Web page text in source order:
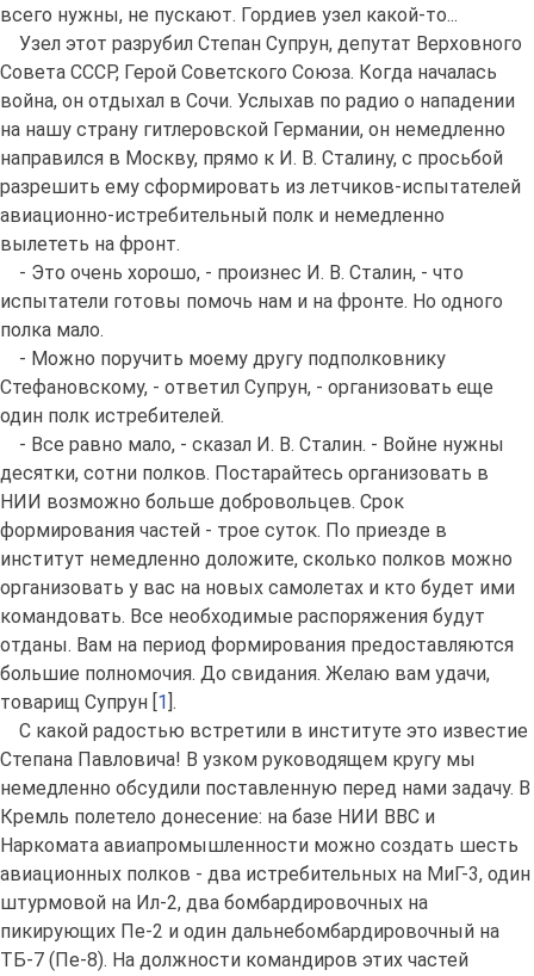
всего нужны, не пускают. Гордиев узел какой-то...
Узел этот разрубил Степан Супрун, депутат Верховного
Совета СССР, Герой Советского Союза. Когда началась
война, он отдыхал в Сочи. Услыхав по радио о нападении
на нашу страну гитлеровской Германии, он немедленно
направился в Москву, прямо к И. В. Сталину, с просьбой
разрешить ему сформировать из летчиков-испытателей
авиационно-истребительный полк и немедленно
вылететь на фронт.
- Это очень хорошо, - произнес И. В. Сталин, - что
испытатели готовы помочь нам и на фронте. Но одного
полка мало.
- Можно поручить моему другу подполковнику
Стефановскому, - ответил Супрун, - организовать еще
один полк истребителей.
- Все равно мало, - сказал И. В. Сталин. - Войне нужны
десятки, сотни полков. Постарайтесь организовать в
НИИ возможно больше добровольцев. Срок
формирования частей - трое суток. По приезде в
институт немедленно доложите, сколько полков можно
организовать у вас на новых самолетах и кто будет ими
командовать. Все необходимые распоряжения будут
отданы. Вам на период формирования предоставляются
большие полномочия. До свидания. Желаю вам удачи,
товарищ Супрун [ 1 ].
С какой радостью встретили в институте это известие
Степана Павловича! В узком руководящем кругу мы
немедленно обсудили поставленную перед нами задачу. В
Кремль полетело донесение: на базе НИИ ВВС и
Наркомата авиапромышленности можно создать шесть
авиационных полков - два истребительных на МиГ-3, один
штурмовой на Ил-2, два бомбардировочных на
пикирующих Пе-2 и один дальнебомбардировочный на
ТБ-7 (Пе-8). На должности командиров этих частей